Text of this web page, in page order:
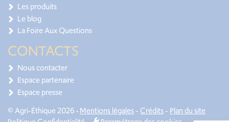
Les produits
Le blog
La Foire Aux Questions
CONTACTS
Nous contacter
Espace partenaire
Espace presse
© Agri-Éthique 2026 •Mentions légales- Crédits- Plan du site